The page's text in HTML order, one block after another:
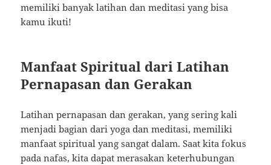
memiliki banyak latihan dan meditasi yang bisa
kamu ikuti!
Manfaat Spiritual dari Latihan
Pernapasan dan Gerakan
Latihan pernapasan dan gerakan, yang sering kali
menjadi bagian dari yoga dan meditasi, memiliki
manfaat spiritual yang sangat dalam. Saat kita fokus
pada nafas, kita dapat merasakan keterhubungan